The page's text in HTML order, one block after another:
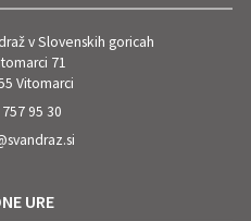
v Slovenskih goricah
71
Vitomarci
95 30
URE